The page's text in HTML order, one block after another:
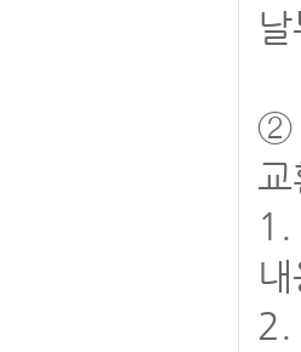
②
1.
2.